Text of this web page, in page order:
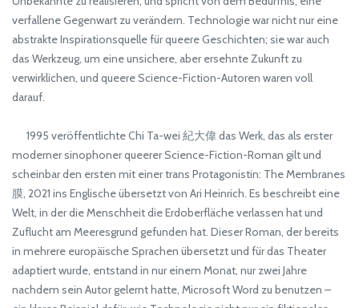
verfallene Gegenwart zu verändern. Technologie war nicht nur eine
abstrakte Inspirationsquelle für queere Geschichten; sie war auch
das Werkzeug, um eine unsichere, aber ersehnte Zukunft zu
verwirklichen, und queere Science-Fiction-Autoren waren voll
darauf.
1995 veröffentlichte Chi Ta-wei 紀大偉 das Werk, das als erster
moderner sinophoner queerer Science-Fiction-Roman gilt und
scheinbar den ersten mit einer trans Protagonistin: The Membranes
膜, 2021 ins Englische übersetzt von Ari Heinrich. Es beschreibt eine
Welt, in der die Menschheit die Erdoberfläche verlassen hat und
Zuflucht am Meeresgrund gefunden hat. Dieser Roman, der bereits
in mehrere europäische Sprachen übersetzt und für das Theater
adaptiert wurde, entstand in nur einem Monat, nur zwei Jahre
nachdem sein Autor gelernt hatte, Microsoft Word zu benutzen –